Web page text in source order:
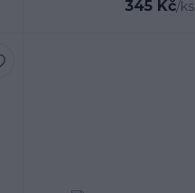
345 Kč/ks